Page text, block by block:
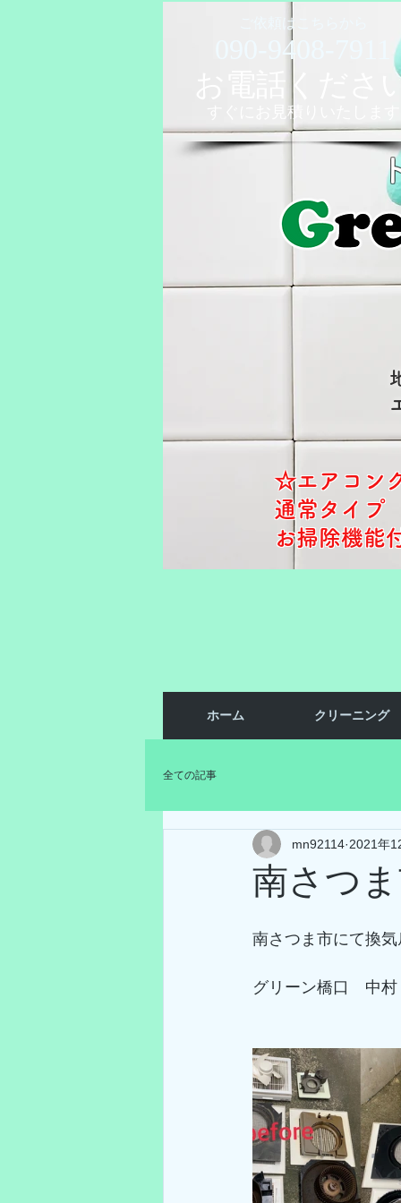
ご依頼はこちらから
090-9408-7911
お電話くださ
すぐに​お見積りいたします
☆エアコン
通常タイ
お掃除機
ホーム クリーニング
全ての記事
南さつ
mn92114 2021年
南さつま市にて換
グリーン橋口　中村